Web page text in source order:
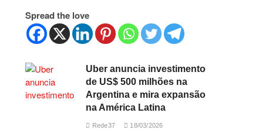
Spread the love
Uber anuncia investimento
de US$ 500 milhões na
Argentina e mira expansão
na América Latina
Rede37 18/03/2026